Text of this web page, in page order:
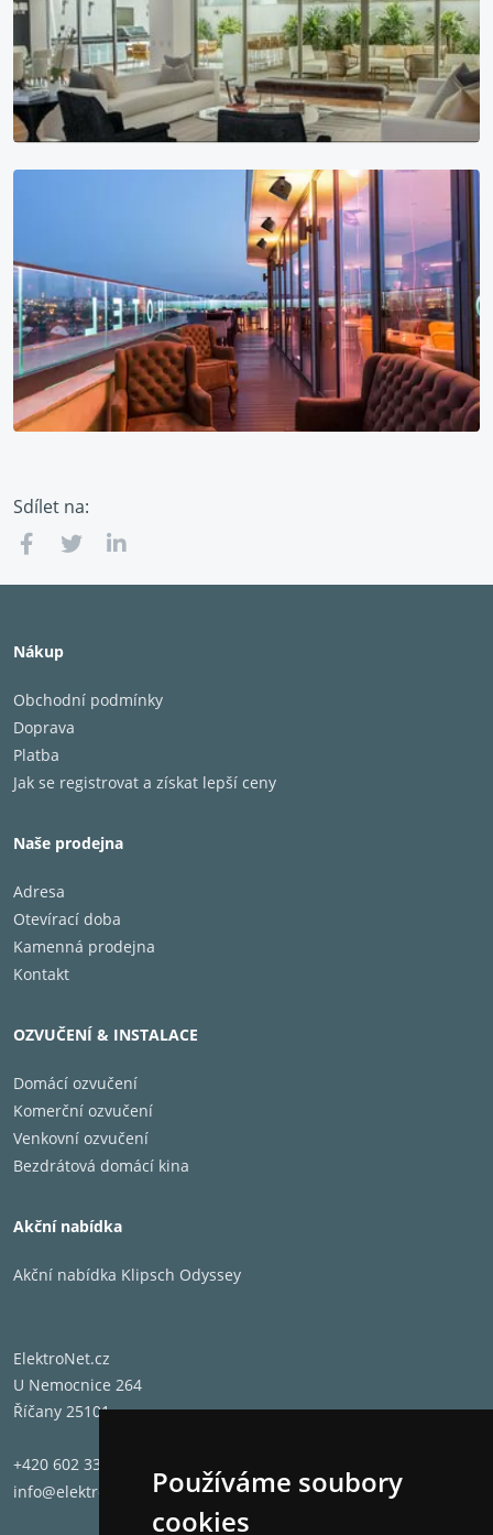
Používáme soubory
cookies
Sdílet na:
Nákup
Obchodní podmínky
Doprava
Platba
Jak se registrovat a získat lepší ceny
Naše prodejna
Adresa
Otevírací doba
Kamenná prodejna
Kontakt
OZVUČENÍ & INSTALACE
Domácí ozvučení
Komerční ozvučení
Venkovní ozvučení
Bezdrátová domácí kina
Akční nabídka
Akční nabídka Klipsch Odyssey
ElektroNet.cz
U Nemocnice 264
Říčany 25101
+420 602 331 662
info@elektronet.cz